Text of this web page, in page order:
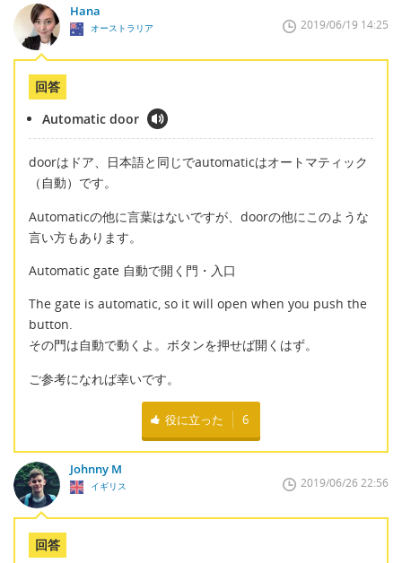
Hana
オーストラリア 2019/06/19 14:25
回答
Automatic door
doorはドア、日本語と同じでautomaticはオートマティック
（自動）です。
Automaticの他に言葉はないですが、doorの他にこのような
言い方もあります。
Automatic gate 自動で開く門・入口
The gate is automatic, so it will open when you push the
button.
その門は自動で動くよ。ボタンを押せば開くはず。
ご参考になれば幸いです。
役に立った 6
Johnny M
イギリス 2019/06/26 22:56
回答